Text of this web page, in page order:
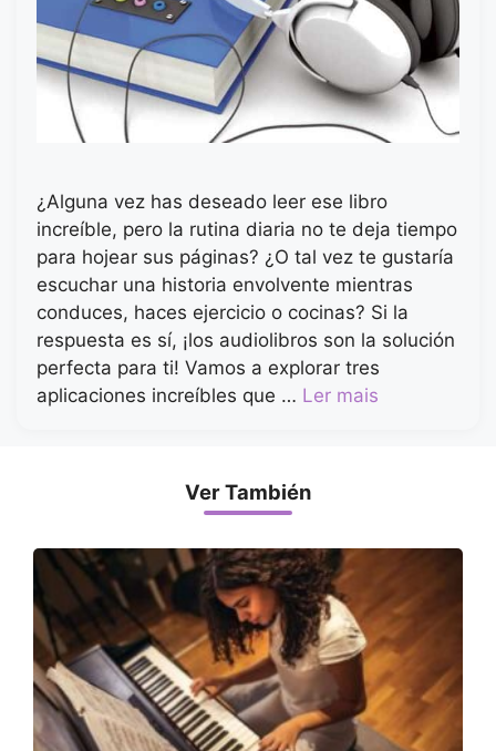
¿Alguna vez has deseado leer ese libro
increíble, pero la rutina diaria no te deja tiempo
para hojear sus páginas? ¿O tal vez te gustaría
escuchar una historia envolvente mientras
conduces, haces ejercicio o cocinas? Si la
respuesta es sí, ¡los audiolibros son la solución
perfecta para ti! Vamos a explorar tres
aplicaciones increíbles que … Ler mais
Ver También